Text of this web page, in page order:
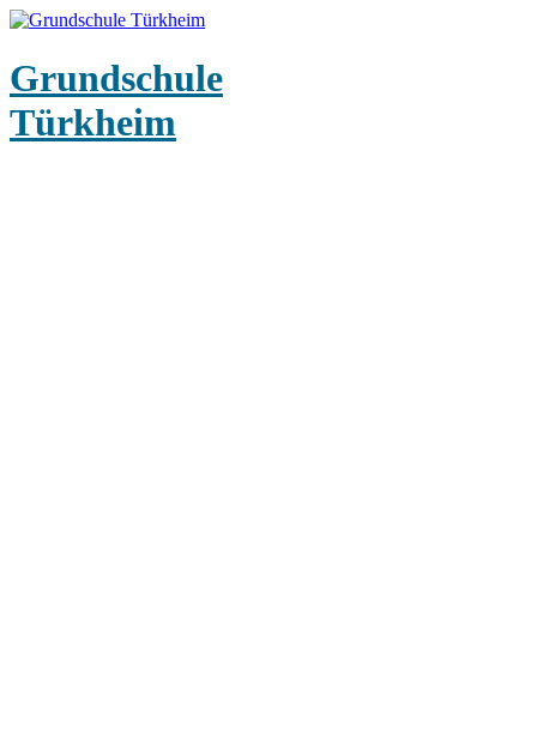
Grundschule
Türkheim